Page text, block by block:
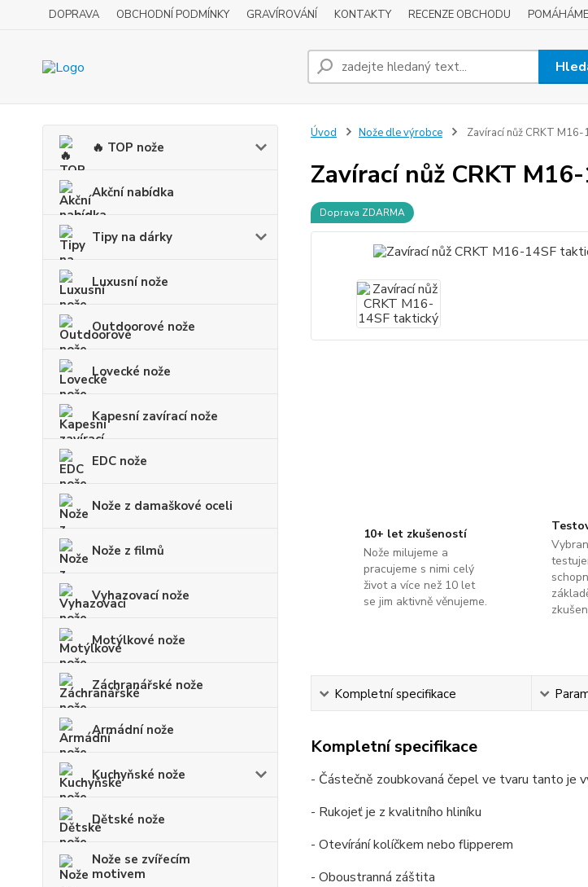
DOPRAVA OBCHODNÍ PODMÍNKY GRAVÍROVÁNÍ KONTAKTY RECENZE OBCHODU POMÁHÁME
🔥 TOP nože
Akční nabídka
Tipy na dárky
Luxusní nože
Outdoorové nože
Lovecké nože
Kapesní zavírací nože
EDC nože
Nože z damaškové oceli
Nože z filmů
Vyhazovací nože
Motýlkové nože
Záchranářské nože
Armádní nože
Kuchyňské nože
Dětské nože
Nože se zvířecím
motivem
Úvod Nože dle výrobce Zavírací nůž CRKT M16-
Zavírací nůž CRKT
Doprava ZDARMA
10+ let zkušeností
Nože milujeme a
pracujeme s nimi celý
život a více než 10 let
se jim aktivně věnujeme.
Kompletní specifikace
Kompletní specifikace
- Částečně zoubkovaná čepel ve tvaru tanto je
- Rukojeť je z kvalitního hliníku
- Otevírání kolíčkem nebo flipperem
- Oboustranná záštita